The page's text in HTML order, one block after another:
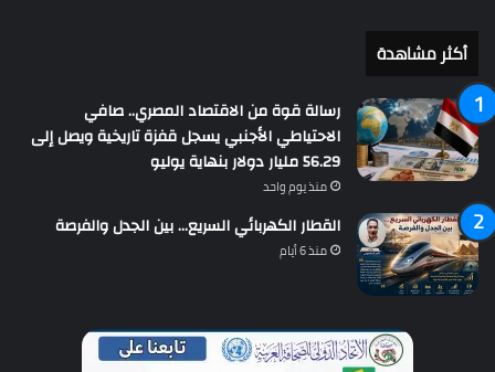
أكثر مشاهدة
رسالة قوة من الاقتصاد المصري.. صافي
الاحتياطي الأجنبي يسجل قفزة تاريخية ويصل إلى
56.29 مليار دولار بنهاية يوليو
منذ يوم واحد
القطار الكهربائي السريع… بين الجدل والفرصة
منذ 6 أيام